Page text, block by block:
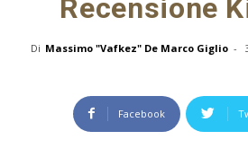
Recensione
Di Massimo "Vafkez" De Marco Giglio -
Facebook